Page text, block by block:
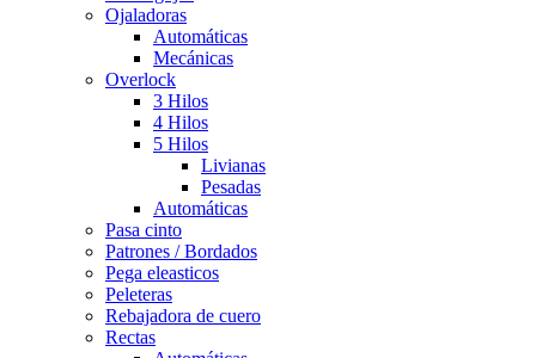
Ojaladoras
Automáticas
Mecánicas
Overlock
3 Hilos
4 Hilos
5 Hilos
Livianas
Pesadas
Automáticas
Pasa cinto
Patrones / Bordados
Pega eleasticos
Peleteras
Rebajadora de cuero
Rectas